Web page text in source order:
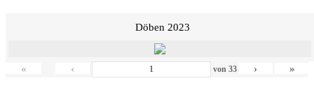
Döben 2023
« ‹ von 33 › »